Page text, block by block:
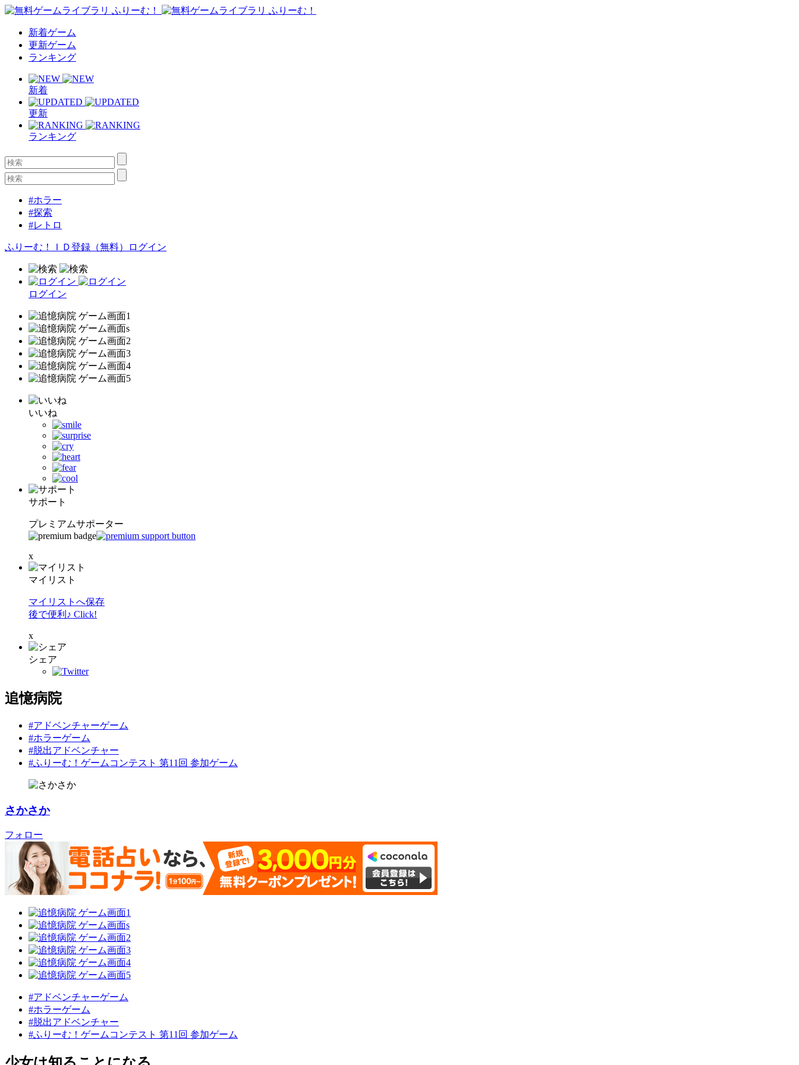
新着ゲーム
更新ゲーム
ランキング
新着
更新
ランキング
#ホラー
#探索
#レトロ
ふりーむ！ＩＤ登録（無料） ログイン
ログイン
いいね
サポート
プレミアムサポーター
x
マイリスト
マイリストへ保存
後で便利♪ Click!
x
シェア
追憶病院
#アドベンチャーゲーム
#ホラーゲーム
#脱出アドベンチャー
#ふりーむ！ゲームコンテスト 第11回 参加ゲーム
さかさか
フォロー
#アドベンチャーゲーム
#ホラーゲーム
#脱出アドベンチャー
#ふりーむ！ゲームコンテスト 第11回 参加ゲーム